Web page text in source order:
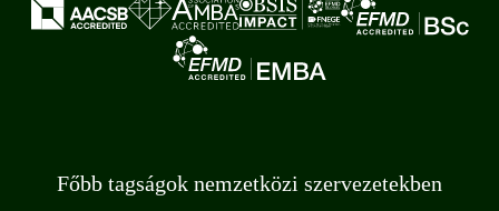
Főbb tagságok nemzetközi szervezetekben